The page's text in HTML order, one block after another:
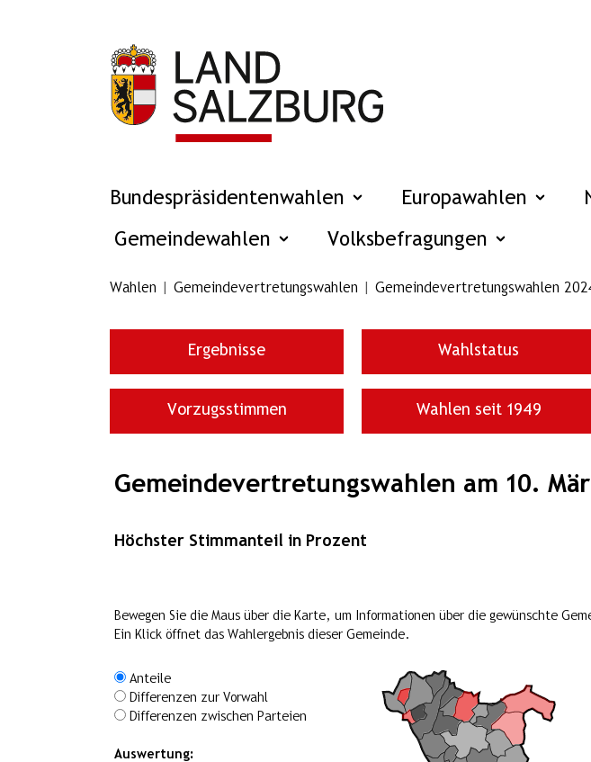
Bundespräsidentenwahlen Europawahlen
Gemeindewahlen Volksbefragungen
Wahlen Gemeindevertretungswahlen Gemeindevertretungswahlen
Ergebnisse Wahlstatus
Vorzugsstimmen Wahlen seit 1949
Gemeindevertretungswahlen am 10.
Höchster Stimmanteil in Prozent
Bewegen Sie die Maus über die Karte, um Informationen über die gewünschte
Ein Klick öffnet das Wahlergebnis dieser Gemeinde.
Anteile
Differenzen zur Vorwahl
Differenzen zwischen Parteien
Auswertung: